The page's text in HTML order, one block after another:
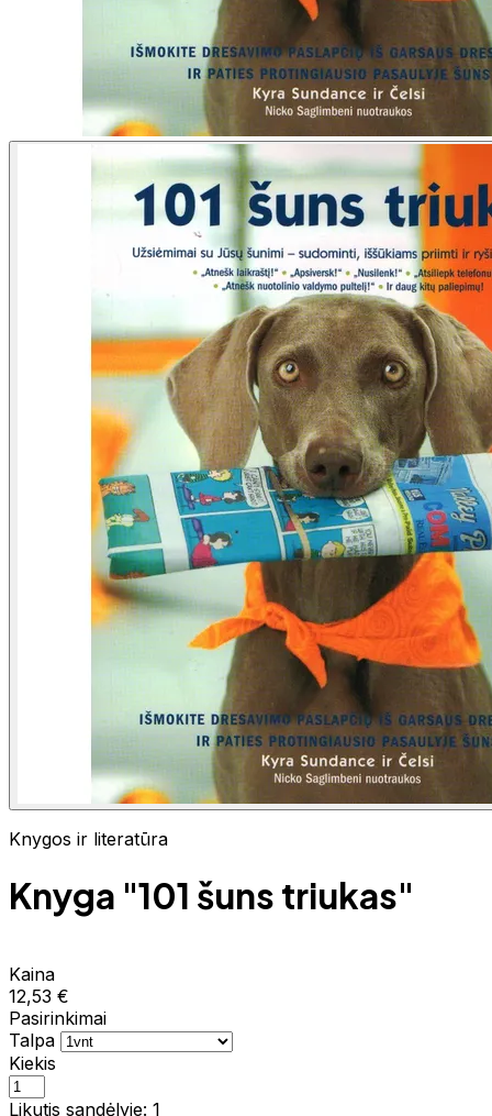
Knygos ir literatūra
Knyga "101 šuns triukas"
Kaina
12,53 €
Pasirinkimai
Talpa
Kiekis
Likutis sandėlyje: 1